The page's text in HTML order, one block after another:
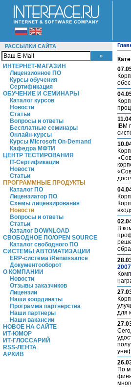
РАССЫЛКИ САЙТА
ИНТЕРНЕТ-МАГАЗИН
Лицензионное ПО
Курсы обучения
Сертификация
ОБУЧЕНИЕ И СЕМИНАРЫ
Каталог курсов
Новости
Статьи
Вопросы и ответы
Бесплатные семинары
Онлайн-курсы
Курсы Microsoft On-Demand
Кафедра МФТИ
ЦЕНТР ТЕСТИРОВАНИЯ
IT-Сертификации
Новости
Статьи
ПРОГРАММНЫЕ ПРОДУКТЫ
Каталог ПО
Лицензиатор ПО
Схемы лицензирования
Новости
Вопросы и ответы
Статьи
Каталог DOWNLOAD
СВОБОДНОЕ ПО/OPEN SOURCE
Каталог свободного ПО
СИСТЕМЫ АВТОМАТИЗАЦИИ
ERP-система iRenaissance
Документооборот
О КОМПАНИИ
Новости
Отзывы заказчиков
Лицензии
Наши координаты
Программа партнерства
Наши партнеры
Наши вакансии
НОВОЕ НА САЙТЕ
ИТ-ЮМОР
ИТ-ГЛОССАРИЙ
RSS-ЛЕНТА
АРХИВ
В
для
По